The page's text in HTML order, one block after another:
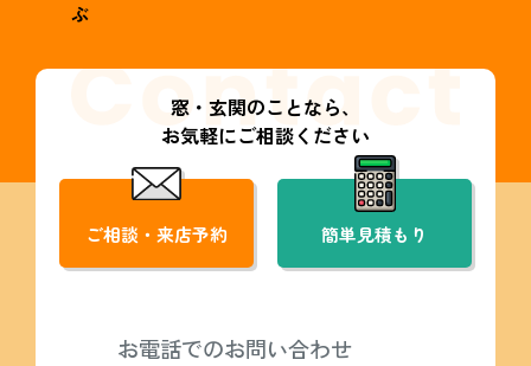
ぶ
窓・玄関のことなら、
お気軽にご相談ください
ご相談・来店予約 簡単見積もり
お電話でのお問い合わせ